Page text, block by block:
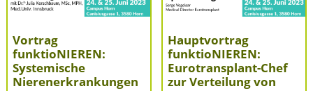
Vortrag
funktioNIEREN:
Systemische
Nierenerkrankungen
Hauptvortrag
funktioNIEREN:
Eurotransplant-Chef
zur Verteilung von